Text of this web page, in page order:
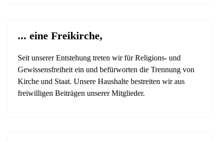
... eine Freikirche,
Seit unserer Entstehung treten wir für Religions- und
Gewissensfreiheit ein und befürworten die Trennung von
Kirche und Staat. Unsere Haushalte bestreiten wir aus
freiwilligen Beiträgen unserer Mitglieder.